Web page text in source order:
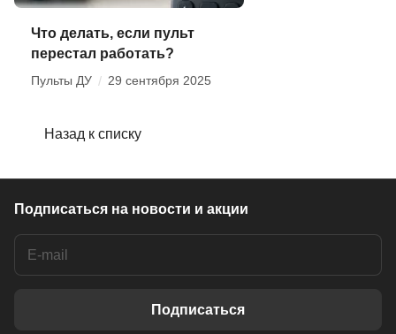
Что делать, если пульт
перестал работать?
Пульты ДУ / 29 сентября 2025
Назад к списку
Подписаться на новости и акции
Подписаться